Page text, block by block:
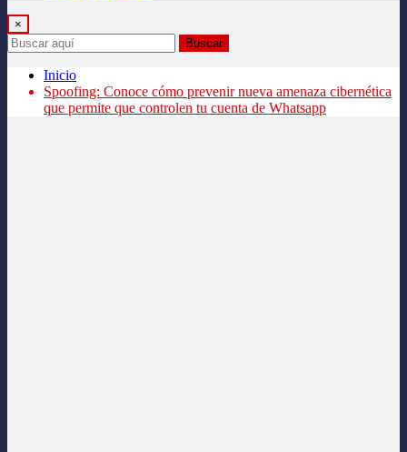
×
Buscar
Inicio
Spoofing: Conoce cómo prevenir nueva amenaza cibernética
que permite que controlen tu cuenta de Whatsapp